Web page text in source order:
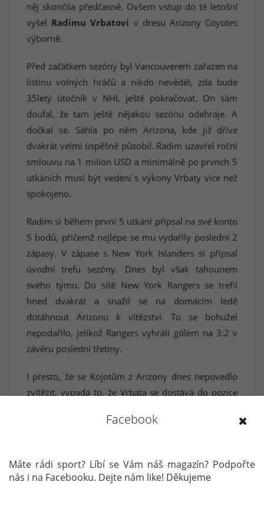
něj skončila předčasně. Ovšem vstup do té letošní
vyšel Radimu Vrbatovi v dresu Arizony Coyotes
výborně.
Před začátkem sezóny byl Vancouverem zařazen na
listinu volných hráčů a nikdo nevěděl, zda bude
35letý útočník v NHL ještě pokračovat. On sám
doufal, že tam ještě nějakou sezónu odehraje. A
dočkal se. Sáhla po něm Arizona, kde již dříve
dvakrát velmi úspěšně působil. Radim uzavřel roční
smlouvu na 1 milion USD a minimálně po prvnch 5
utkáních musí být vedení s výkony Vrbaty více než
spokojeno.
Radim si během první 5 utkání připsal na své konto
5 bodů, přičemž nejlépe se mu vydařily poslední 2
zápasy. V zápase s New York Islanders si připsal
úvodní trefu sezóny. Dnes byl však tahounem
svého týmu. Do sítě New York Rangers se trefil
hned dvakrát a snažil se na domácím ledě
dotáhnout Arizonu k vítězství. To se bohužel
nepodařilo, jelikož Rangers vyhráli gólem na 3:2 v
závěru poslední třetiny.
I přesto, že se Kojotům z Arizony dnes nepovedlo
zvítězit, vypadá to, že Vrbata se dostává do pozice
za 3 góly a 2 asistence a je nejproduktivnějším
potřetí povolat Vrbatu do svých řad.
Facebook